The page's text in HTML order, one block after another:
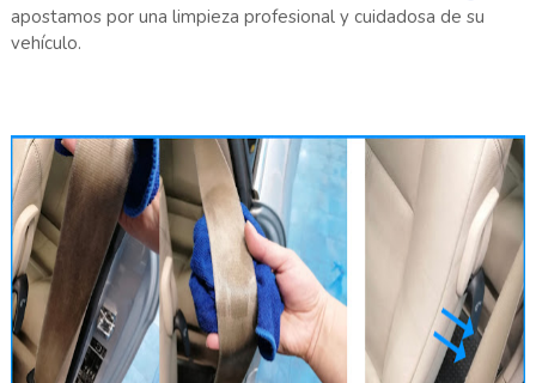
apostamos por una limpieza profesional y cuidadosa de su
vehículo.